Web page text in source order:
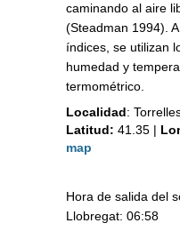
caminando al aire
(Steadman 1994).
índices, se utilizan
humedad y
termométrico.
Localidad:
Latitud: 41.35 |
map
Hora de salida del
Llobregat: 06:58